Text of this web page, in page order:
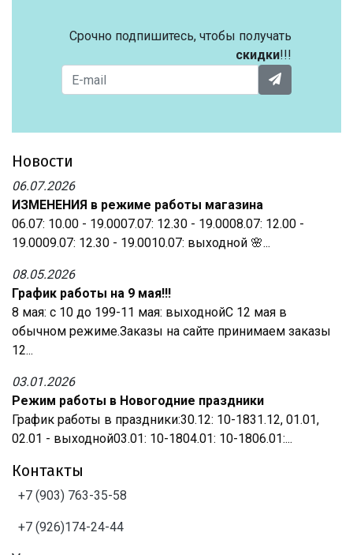
Срочно подпишитесь, чтобы получать
скидки!!!
Новости
06.07.2026
ИЗМЕНЕНИЯ в режиме работы магазина
06.07: 10.00 - 19.0007.07: 12.30 - 19.0008.07: 12.00 -
19.0009.07: 12.30 - 19.0010.07: выходной 🌸...
08.05.2026
График работы на 9 мая!!!
8 мая: с 10 до 199-11 мая: выходнойС 12 мая в
обычном режиме.Заказы на сайте принимаем заказы
12...
03.01.2026
Режим работы в Новогодние праздники
График работы в праздники:30.12: 10-1831.12, 01.01,
02.01 - выходной03.01: 10-1804.01: 10-1806.01:...
Контакты
+7 (903) 763-35-58
+7 (926)174-24-44